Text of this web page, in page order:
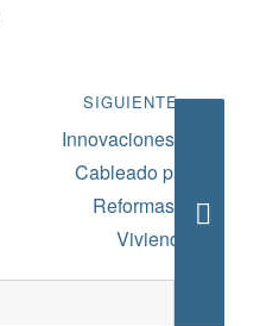
SIGUIENTE →
Siguiente
entrada:
Innovaciones en
Cableado para
Reformas en
Viviendas